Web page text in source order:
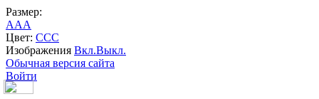
Размер:
AAA
Цвет: CCC
Изображения Вкл.Выкл.
Обычная версия сайта
Войти